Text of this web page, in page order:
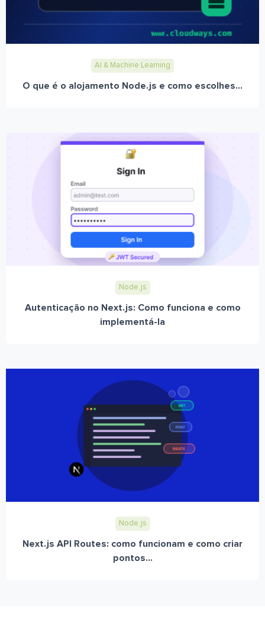
AI & Machine Learning
O que é o alojamento Node.js e como escolhes...
Node.js
Autenticação no Next.js: Como funciona e como
implementá-la
Node.js
Next.js API Routes: como funcionam e como criar
pontos...